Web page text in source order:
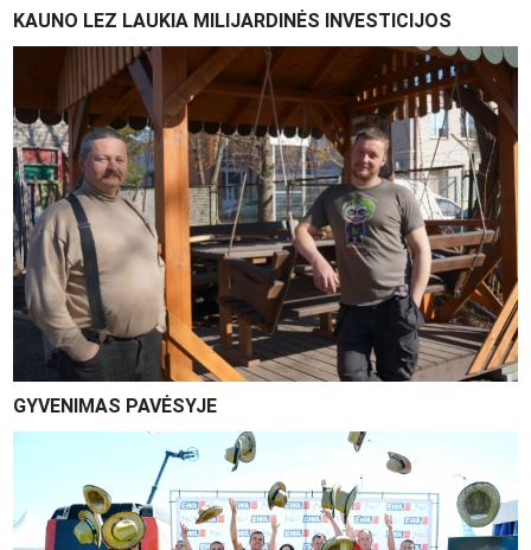
KAUNO LEZ LAUKIA MILIJARDINĖS INVESTICIJOS
GYVENIMAS PAVĖSYJE